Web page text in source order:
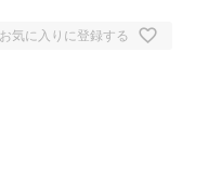
お気に入りに登録する